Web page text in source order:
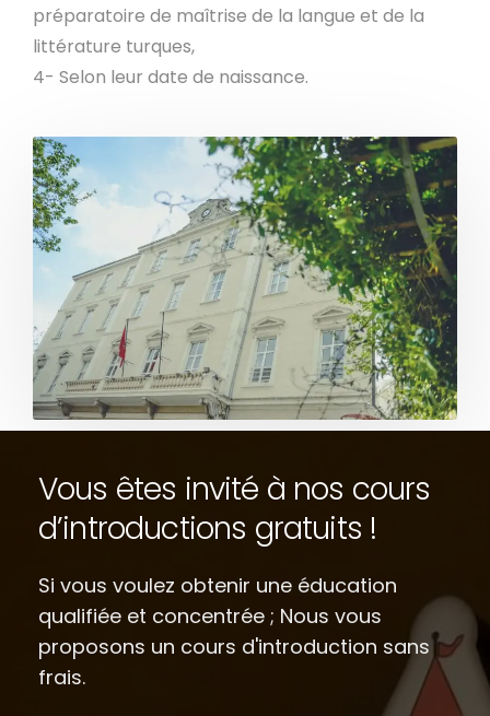
préparatoire de maîtrise de la langue et de la
littérature turques,
4- Selon leur date de naissance.
Vous êtes invité à nos cours
d’introductions gratuits !
Si vous voulez obtenir une éducation
qualifiée et concentrée ; Nous vous
proposons un cours d'introduction sans
frais.